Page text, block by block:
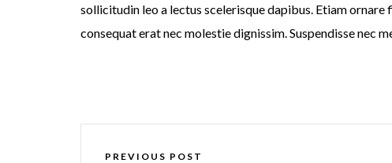
sollicitudin leo a lectus scelerisque dapibus. Etiam
consequat erat nec molestie dignissim. Suspendisse nec
PREVIOUS POST